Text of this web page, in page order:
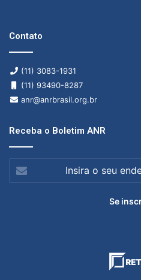
Contato
(11) 3083-1931
(11) 93490-8287
anr@anrbrasil.org.br
Receba o Boletim ANR